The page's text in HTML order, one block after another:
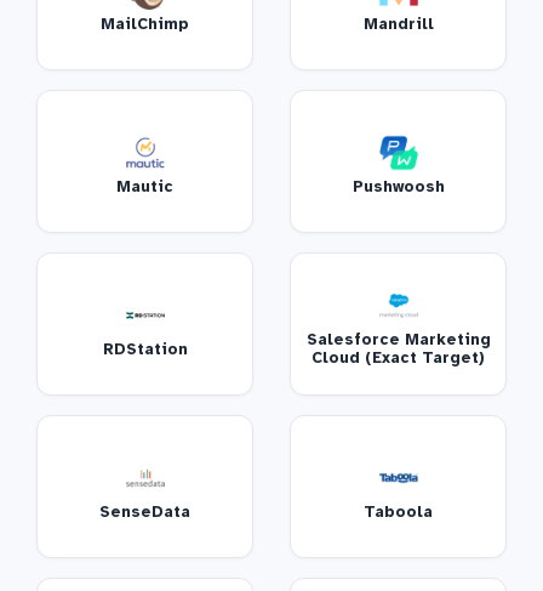
MailChimp Mandrill
Mautic Pushwoosh
RDStation
Salesforce Marketing
Cloud (Exact Target)
SenseData Taboola